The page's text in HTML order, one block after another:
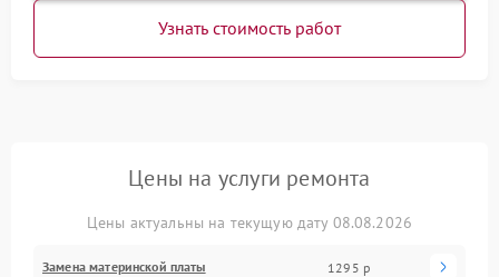
Узнать стоимость работ
Цены на услуги ремонта
Цены актуальны на текущую дату 08.08.2026
Замена материнской платы 1295 р